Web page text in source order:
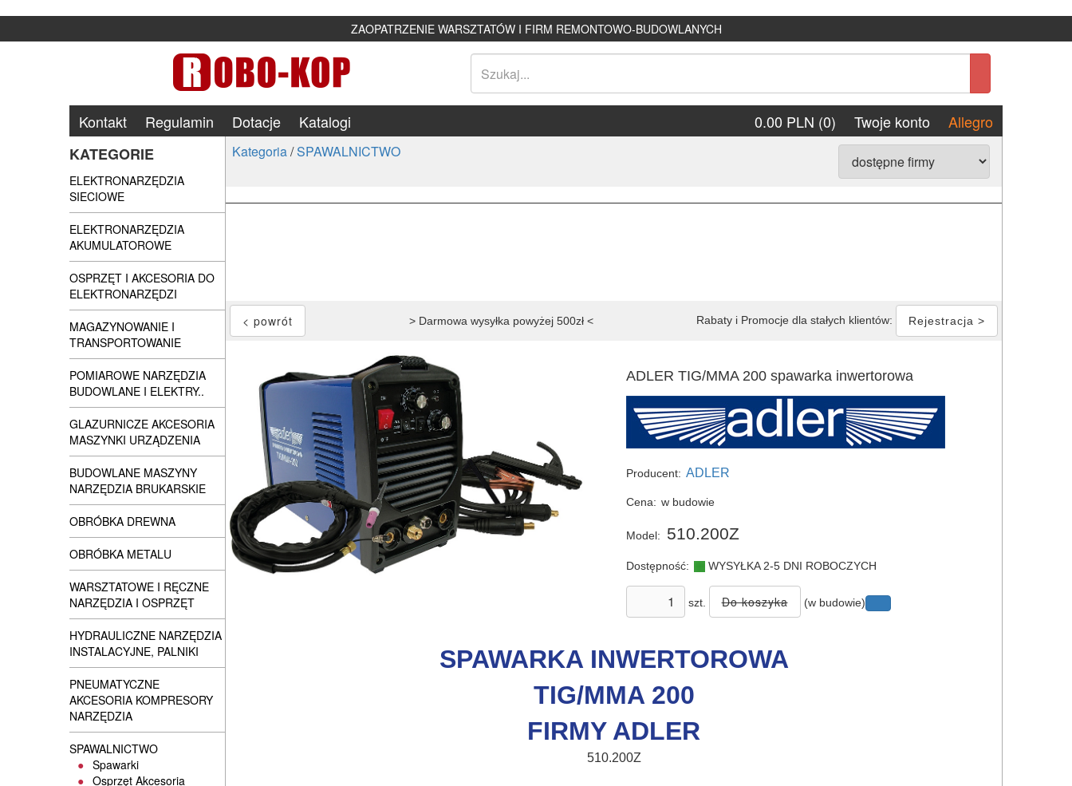
ZAOPATRZENIE WARSZTATÓW I FIRM REMONTOWO-BUDOWLANYCH
Kontakt Regulamin Dotacje Katalogi 0.00 PLN (0) Twoje konto
Allegro
KATEGORIE
ELEKTRONARZĘDZIA
SIECIOWE
ELEKTRONARZĘDZIA
AKUMULATOROWE
OSPRZĘT I AKCESORIA DO
ELEKTRONARZĘDZI
MAGAZYNOWANIE I
TRANSPORTOWANIE
POMIAROWE NARZĘDZIA
BUDOWLANE I ELEKTRY..
GLAZURNICZE AKCESORIA
MASZYNKI URZĄDZENIA
BUDOWLANE MASZYNY
NARZĘDZIA BRUKARSKIE
OBRÓBKA DREWNA
OBRÓBKA METALU
WARSZTATOWE I RĘCZNE
NARZĘDZIA I OSPRZĘT
HYDRAULICZNE NARZĘDZIA
INSTALACYJNE, PALNIKI
PNEUMATYCZNE
AKCESORIA KOMPRESORY
NARZĘDZIA
SPAWALNICTWO
Spawarki
Osprzęt Akcesoria
Kategoria/SPAWALNICTWO
> Darmowa wysyłka powyżej 500zł < Rabaty i Promocje dla stałych klientów: Rejestracja >
ADLER TIG/MMA 200 spawarka inwertorowa
Producent: ADLER
Cena: w budowie
Model: 510.200Z
Dostępność: WYSYŁKA 2-5 DNI ROBOCZYCH
szt. (w budowie)
SPAWARKA INWERTOROWA
TIG/MMA 200
FIRMY ADLER
510.200Z